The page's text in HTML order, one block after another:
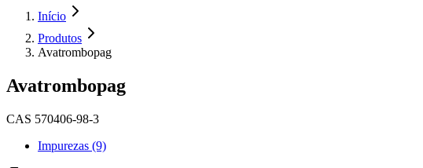
Início
Produtos
Avatrombopag
Avatrombopag
CAS 570406-98-3
Impurezas (9)